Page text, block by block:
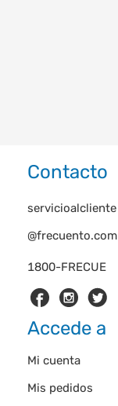
Contacto
1800-FRECUE
servicioalcliente
@frecuento.com
Accede a
Mi cuenta
Mis pedidos